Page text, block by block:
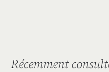
Récemment